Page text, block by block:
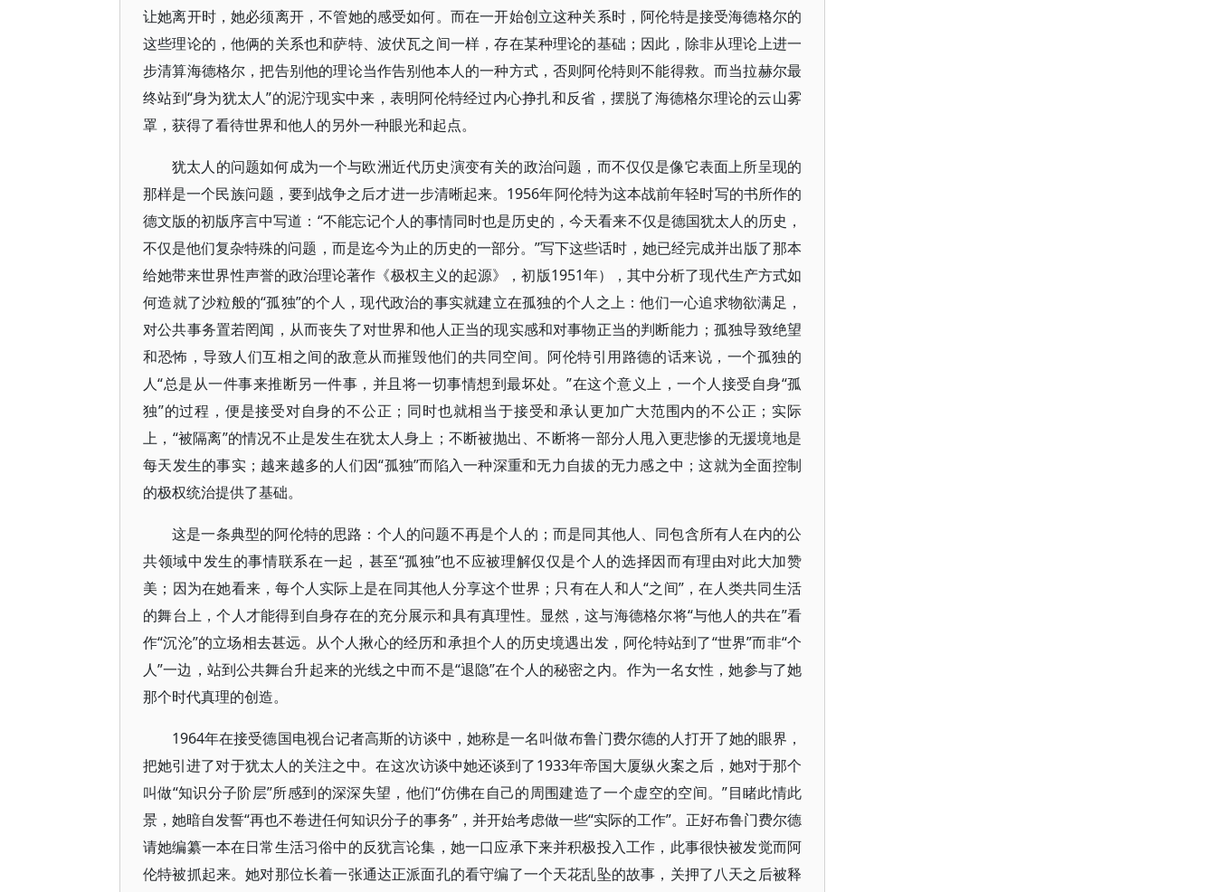
让她离开时，她必须离开，不管她的感受如何。而在一开始创立这种关系时，阿伦特是接受海德格尔的
这些理论的，他俩的关系也和萨特、波伏瓦之间一样，存在某种理论的基础；因此，除非从理论上进一
步清算海德格尔，把告别他的理论当作告别他本人的一种方式，否则阿伦特则不能得救。而当拉赫尔最
终站到“身为犹太人”的泥泞现实中来，表明阿伦特经过内心挣扎和反省，摆脱了海德格尔理论的云山雾
罩，获得了看待世界和他人的另外一种眼光和起点。
犹太人的问题如何成为一个与欧洲近代历史演变有关的政治问题，而不仅仅是像它表面上所呈现的
那样是一个民族问题，要到战争之后才进一步清晰起来。1956年阿伦特为这本战前年轻时写的书所作的
德文版的初版序言中写道：“不能忘记个人的事情同时也是历史的，今天看来不仅是德国犹太人的历史，
不仅是他们复杂特殊的问题，而是迄今为止的历史的一部分。”写下这些话时，她已经完成并出版了那本
给她带来世界性声誉的政治理论著作《极权主义的起源》，初版1951年），其中分析了现代生产方式如
何造就了沙粒般的“孤独”的个人，现代政治的事实就建立在孤独的个人之上：他们一心追求物欲满足，
对公共事务置若罔闻，从而丧失了对世界和他人正当的现实感和对事物正当的判断能力；孤独导致绝望
和恐怖，导致人们互相之间的敌意从而摧毁他们的共同空间。阿伦特引用路德的话来说，一个孤独的
人“总是从一件事来推断另一件事，并且将一切事情想到最坏处。”在这个意义上，一个人接受自身“孤
独”的过程，便是接受对自身的不公正；同时也就相当于接受和承认更加广大范围内的不公正；实际
上，“被隔离”的情况不止是发生在犹太人身上；不断被抛出、不断将一部分人甩入更悲惨的无援境地是
每天发生的事实；越来越多的人们因“孤独”而陷入一种深重和无力自拔的无力感之中；这就为全面控制
的极权统治提供了基础。
这是一条典型的阿伦特的思路：个人的问题不再是个人的；而是同其他人、同包含所有人在内的公
共领域中发生的事情联系在一起，甚至“孤独”也不应被理解仅仅是个人的选择因而有理由对此大加赞
美；因为在她看来，每个人实际上是在同其他人分享这个世界；只有在人和人“之间”，在人类共同生活
的舞台上，个人才能得到自身存在的充分展示和具有真理性。显然，这与海德格尔将“与他人的共在”看
作“沉沦”的立场相去甚远。从个人揪心的经历和承担个人的历史境遇出发，阿伦特站到了“世界”而非“个
人”一边，站到公共舞台升起来的光线之中而不是“退隐”在个人的秘密之内。作为一名女性，她参与了她
那个时代真理的创造。
1964年在接受德国电视台记者高斯的访谈中，她称是一名叫做布鲁门费尔德的人打开了她的眼界，
把她引进了对于犹太人的关注之中。在这次访谈中她还谈到了1933年帝国大厦纵火案之后，她对于那个
叫做“知识分子阶层”所感到的深深失望，他们“仿佛在自己的周围建造了一个虚空的空间。”目睹此情此
景，她暗自发誓“再也不卷进任何知识分子的事务”，并开始考虑做一些“实际的工作”。正好布鲁门费尔德
请她编纂一本在日常生活习俗中的反犹言论集，她一口应承下来并积极投入工作，此事很快被发觉而阿
伦特被抓起来。她对那位长着一张通达正派面孔的看守编了一个天花乱坠的故事，关押了八天之后被释